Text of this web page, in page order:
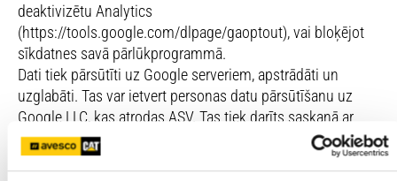
deaktivizētu Analytics
(https://tools.google.com/dlpage/gaoptout), vai bloķējot
sīkdatnes savā pārlūkprogrammā.
Dati tiek pārsūtīti uz Google serveriem, apstrādāti un
uzglabāti. Tas var ietvert personas datu pārsūtīšanu uz
Google LLC, kas atrodas ASV. Tas tiek darīts saskaņā ar
Datu privātuma regulējumu, saskaņā ar kuru Google ir
sertificēts (sk.
www.dataprivacyframework.gov/list).